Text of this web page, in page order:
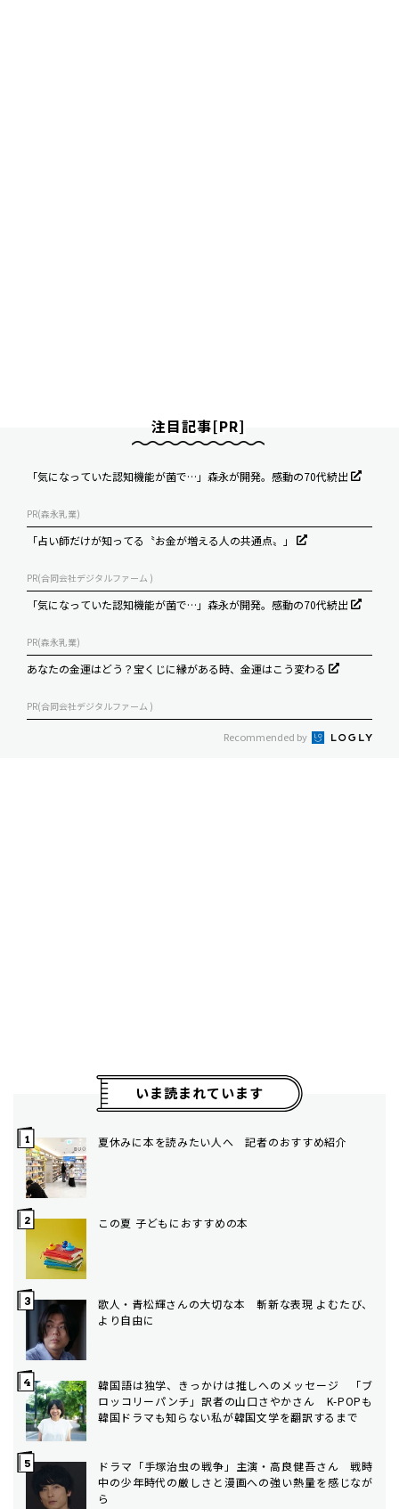
注目記事[PR]
「気になっていた認知機能が菌で…」森永が開発。感動の70代続出
PR(森永乳業)
「占い師だけが知ってる〝お金が増える人の共通点〟」
PR(合同会社デジタルファーム )
「気になっていた認知機能が菌で…」森永が開発。感動の70代続出
PR(森永乳業)
あなたの金運はどう？宝くじに縁がある時、金運はこう変わる
PR(合同会社デジタルファーム )
Recommended by
いま読まれています
夏休みに本を読みたい人へ 記者のおすすめ紹介
この夏 子どもにおすすめの本
歌人・青松輝さんの大切な本 斬新な表現 よむたび、
より自由に
韓国語は独学、きっかけは推しへのメッセージ 「ブ
ロッコリーパンチ」訳者の山口さやかさん K-POPも
韓国ドラマも知らない私が韓国文学を翻訳するまで
ドラマ「手塚治虫の戦争」主演・高良健吾さん 戦時
中の少年時代の厳しさと漫画への強い熱量を感じなが
ら